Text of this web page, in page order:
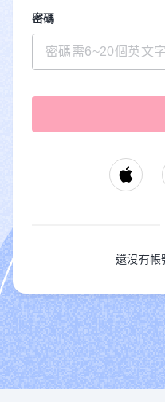
密碼
還沒有帳